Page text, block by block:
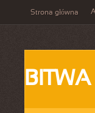
Strona główna
BITWA